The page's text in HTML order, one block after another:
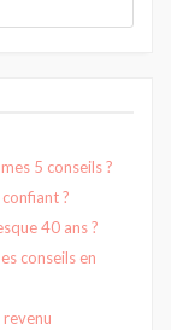
5 conseils ?
?
40 ans ?
conseils en